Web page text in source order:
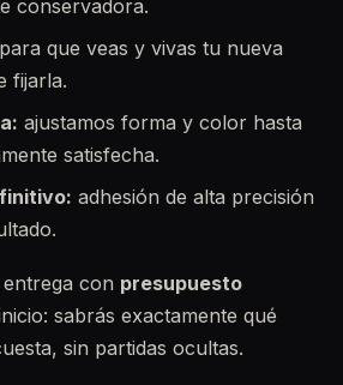
conservadora.
para que veas y vivas tu nueva
fijarla.
ajustamos forma y color hasta
satisfecha.
adhesión de alta precisión
con presupuesto
sabrás exactamente qué
sin partidas ocultas.